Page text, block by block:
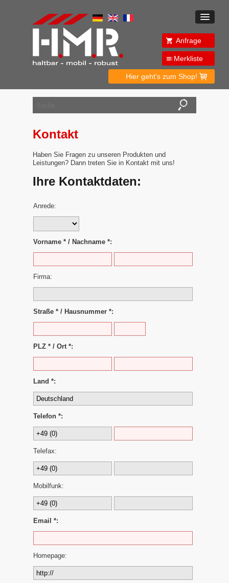
Anfrage
Merkliste
Hier geht's zum Shop!
Kontakt
Haben Sie Fragen zu unseren Produkten und
Leistungen? Dann treten Sie in Kontakt mit uns!
Ihre Kontaktdaten:
Anrede:
Vorname * / Nachname *:
Firma:
Straße * / Hausnummer *:
PLZ * / Ort *:
Land *:
Telefon *:
Telefax:
Mobilfunk:
Email *:
Homepage: